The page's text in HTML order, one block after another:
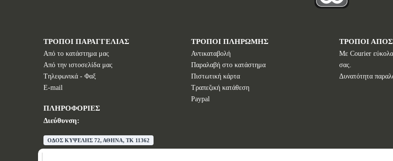
ΤΡΟΠΟΙ ΠΑΡΑΓΓΕΛΙΑΣ
Από το κατάστημα μας
Από την ιστοσελίδα μας
Tηλεφωνικά - Φαξ
E-mail
ΠΛΗΡΟΦΟΡΙΕΣ
Διεύθυνση:
ΟΔΟΣ ΚΥΨΕΛΗΣ 72, ΑΘΗΝΑ, TK 11362
ΤΡΟΠΟΙ ΠΛΗΡΩΜΗΣ
Αντικαταβολή
Παραλαβή στο κατάστημα
Πιστωτική κάρτα
Τραπεζική κατάθεση
Paypal
ΤΡΟΠΟΙ
Με Courier
σας.
Δυνατότητα